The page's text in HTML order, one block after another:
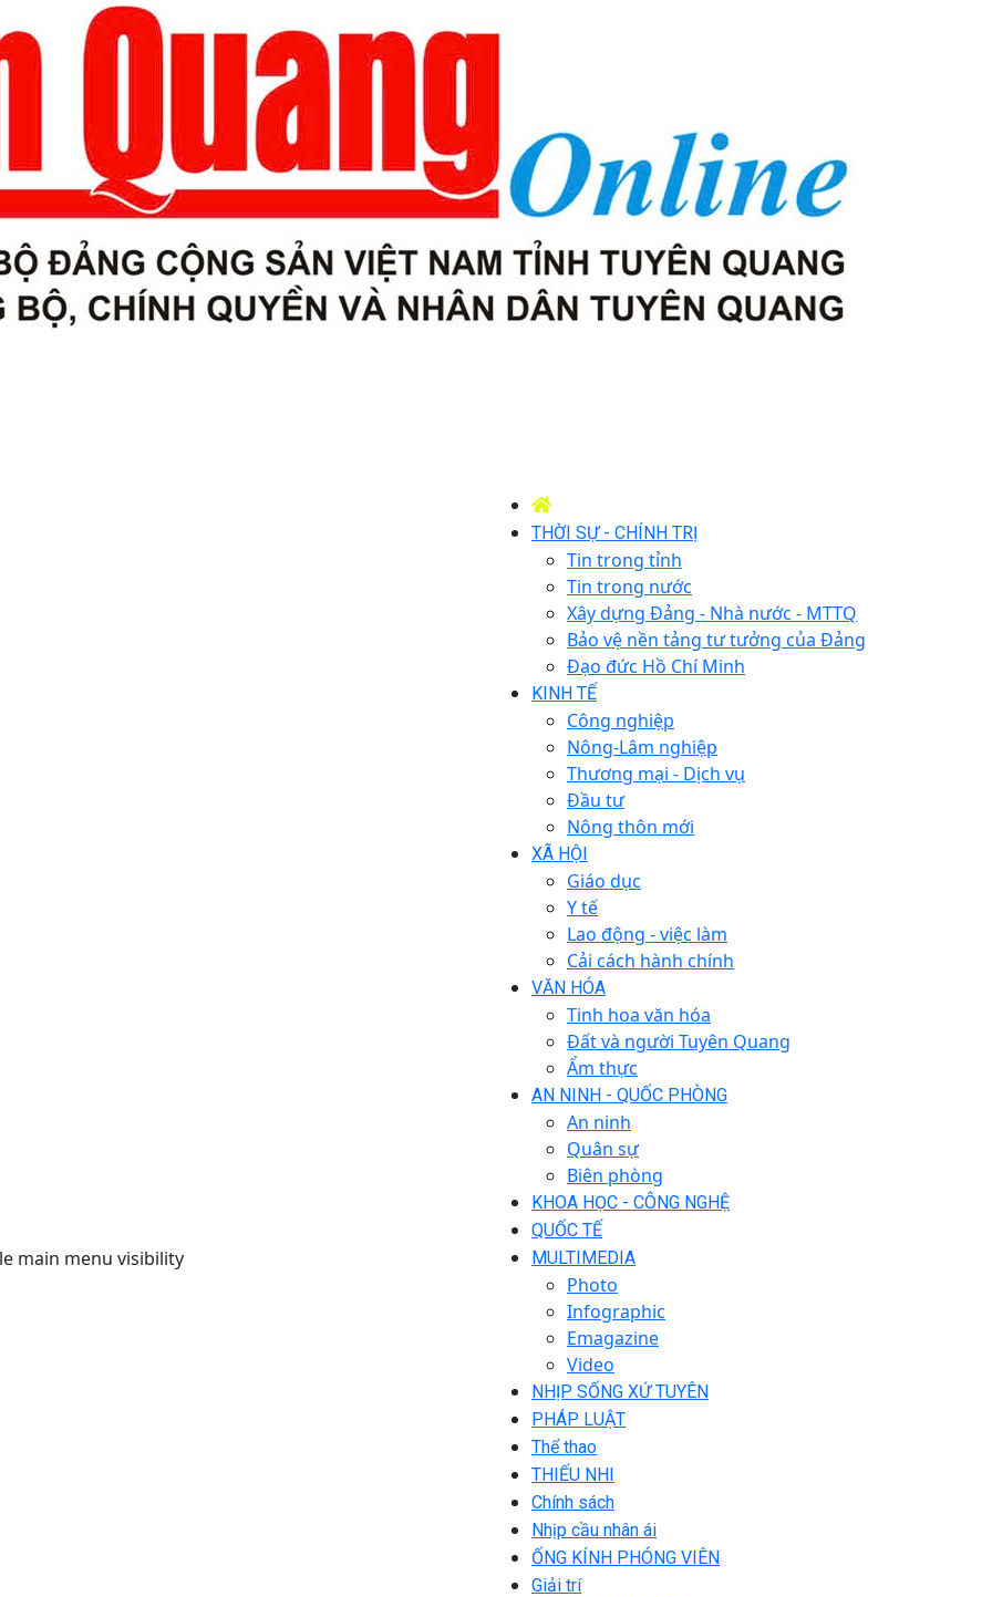
main menu visibility
THỜI SỰ - CHÍNH TRỊ
Tin trong tỉnh
Tin trong nước
Xây dựng Đảng - Nhà nước - MTTQ
Bảo vệ nền tảng tư tưởng của Đảng
Đạo đức Hồ Chí Minh
KINH TẾ
Công nghiệp
Nông-Lâm nghiệp
Thương mại - Dịch vụ
Đầu tư
Nông thôn mới
XÃ HỘI
Giáo dục
Y tế
Lao động - việc làm
Cải cách hành chính
VĂN HÓA
Tinh hoa văn hóa
Đất và người Tuyên Quang
Ẩm thực
AN NINH - QUỐC PHÒNG
An ninh
Quân sự
Biên phòng
KHOA HỌC - CÔNG NGHỆ
QUỐC TẾ
MULTIMEDIA
Photo
Infographic
Emagazine
Video
NHỊP SỐNG XỨ TUYÊN
PHÁP LUẬT
Thể thao
THIẾU NHI
Chính sách
Nhịp cầu nhân ái
ỐNG KÍNH PHÓNG VIÊN
Giải trí